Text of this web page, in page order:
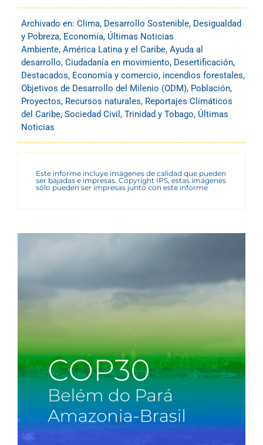
Archivado en: Clima, Desarrollo Sostenible, Desigualdad
y Pobreza, Economía, Últimas Noticias
Ambiente, América Latina y el Caribe, Ayuda al
desarrollo, Ciudadanía en movimiento, Desertificación,
Destacados, Economía y comercio, incendios forestales,
Objetivos de Desarrollo del Milenio (ODM), Población,
Proyectos, Recursos naturales, Reportajes Climáticos
del Caribe, Sociedad Civil , Trinidad y Tobago, Últimas
Noticias
Este informe incluye imágenes de calidad que pueden
ser bajadas e impresas. Copyright IPS, estas imágenes
sólo pueden ser impresas junto con este informe